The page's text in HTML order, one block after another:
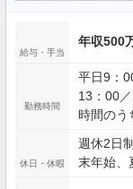
給与・手当
年収500
勤務時間
平日9：
13：00／
時間のう
休日・休暇
週休2日
末年始、